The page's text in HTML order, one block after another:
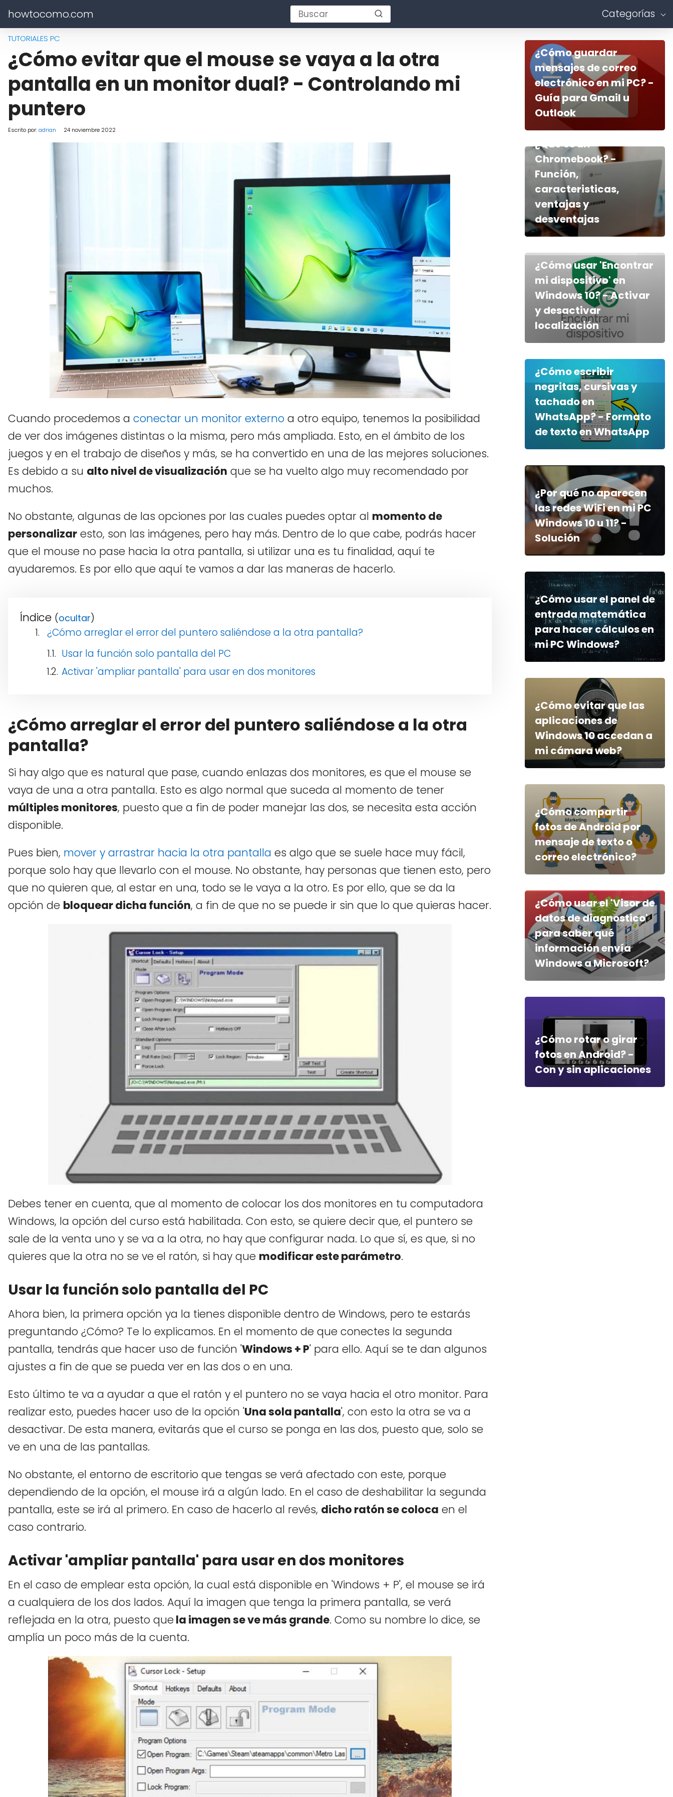
howtocomo.com Categorías
TUTORIALES PC
¿Cómo evitar que el mouse se vaya a la otra
pantalla en un monitor dual? - Controlando mi
puntero
Escrito por:adrian 24 noviembre 2022
Cuando procedemos a conectar un monitor externo a otro equipo, tenemos la posibilidad
de ver dos imágenes distintas o la misma, pero más ampliada. Esto, en el ámbito de los
juegos y en el trabajo de diseños y más, se ha convertido en una de las mejores soluciones.
Es debido a su alto nivel de visualización que se ha vuelto algo muy recomendado por
muchos.
No obstante, algunas de las opciones por las cuales puedes optar al momento de
personalizar esto, son las imágenes, pero hay más. Dentro de lo que cabe, podrás hacer
que el mouse no pase hacia la otra pantalla, si utilizar una es tu finalidad, aquí te
ayudaremos. Es por ello que aquí te vamos a dar las maneras de hacerlo.
Índice ( )
¿Cómo arreglar el error del puntero saliéndose a la otra pantalla?
Usar la función solo pantalla del PC
Activar 'ampliar pantalla' para usar en dos monitores
¿Cómo arreglar el error del puntero saliéndose a la otra
pantalla?
Si hay algo que es natural que pase, cuando enlazas dos monitores, es que el mouse se
vaya de una a otra pantalla. Esto es algo normal que suceda al momento de tener
múltiples monitores, puesto que a fin de poder manejar las dos, se necesita esta acción
disponible.
Pues bien, mover y arrastrar hacia la otra pantalla es algo que se suele hace muy fácil,
porque solo hay que llevarlo con el mouse. No obstante, hay personas que tienen esto, pero
que no quieren que, al estar en una, todo se le vaya a la otro. Es por ello, que se da la
opción de bloquear dicha función, a fin de que no se puede ir sin que lo que quieras hacer.
Debes tener en cuenta, que al momento de colocar los dos monitores en tu computadora
Windows, la opción del curso está habilitada. Con esto, se quiere decir que, el puntero se
sale de la venta uno y se va a la otra, no hay que configurar nada. Lo que sí, es que, si no
quieres que la otra no se ve el ratón, si hay que modificar este parámetro.
Usar la función solo pantalla del PC
Ahora bien, la primera opción ya la tienes disponible dentro de Windows, pero te estarás
preguntando ¿Cómo? Te lo explicamos. En el momento de que conectes la segunda
pantalla, tendrás que hacer uso de función 'Windows + P' para ello. Aquí se te dan algunos
ajustes a fin de que se pueda ver en las dos o en una.
Esto último te va a ayudar a que el ratón y el puntero no se vaya hacia el otro monitor. Para
realizar esto, puedes hacer uso de la opción 'Una sola pantalla', con esto la otra se va a
desactivar. De esta manera, evitarás que el curso se ponga en las dos, puesto que, solo se
ve en una de las pantallas.
No obstante, el entorno de escritorio que tengas se verá afectado con este, porque
dependiendo de la opción, el mouse irá a algún lado. En el caso de deshabilitar la segunda
pantalla, este se irá al primero. En caso de hacerlo al revés, dicho ratón se coloca en el
caso contrario.
Activar 'ampliar pantalla' para usar en dos monitores
En el caso de emplear esta opción, la cual está disponible en 'Windows + P', el mouse se irá
a cualquiera de los dos lados. Aquí la imagen que tenga la primera pantalla, se verá
reflejada en la otra, puesto quela imagen se ve más grande. Como su nombre lo dice, se
amplía un poco más de la cuenta.
¿Cómo guardar
mensajes de correo
electrónico en mi PC? -
Guía para Gmail u
Outlook
¿Qué es un
Chromebook? -
Función,
caracteristicas,
ventajas y
desventajas
¿Cómo usar 'Encontrar
mi dispositivo' en
Windows 10? - Activar
y desactivar
localización
¿Cómo escribir
negritas, cursivas y
tachado en
WhatsApp? - Formato
de texto en WhatsApp
¿Por qué no aparecen
las redes WiFi en mi PC
Windows 10 u 11? -
Solución
¿Cómo usar el panel de
entrada matemática
para hacer cálculos en
mi PC Windows?
¿Cómo evitar que las
aplicaciones de
Windows 10 accedan a
mi cámara web?
¿Cómo compartir
fotos de Android por
mensaje de texto o
correo electrónico?
¿Cómo usar el 'Visor de
datos de diagnostico'
para saber qué
información envía
Windows a Microsoft?
¿Cómo rotar o girar
fotos en Android? -
Con y sin aplicaciones